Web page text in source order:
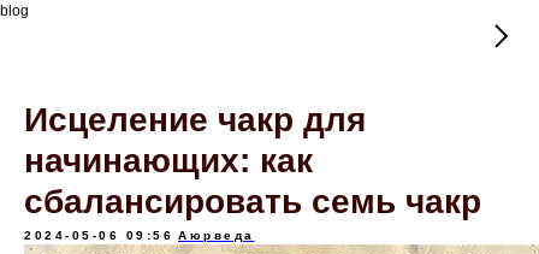
blog
Исцеление чакр для
начинающих: как
сбалансировать семь чакр
2024-05-06 09:56 Аюрведа